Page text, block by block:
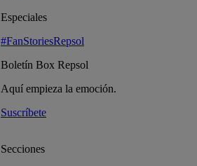
Especiales
#FanStoriesRepsol
Boletín Box Repsol
Aquí empieza la emoción.
Suscríbete
Secciones